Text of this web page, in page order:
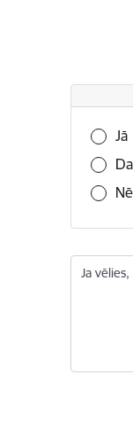
Vai šī
Jā
Nē
Ja